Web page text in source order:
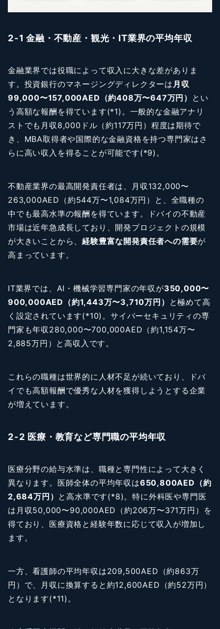
2-1 金融・不動産・観光・IT業界の平均年収
金融業界では役職によって収入に大きな差がありま
す。投資銀行のマネージングディレクターは 月収
99,000〜157,000AED（約408万〜647万円） とい
う高額な報酬を得ています(*1)。一般的な金融アナリ
ストでも月収8,000ドル（約117万円）程度は期待で
き、MBA取得者や国際的な金融資格を持つ専門家はさ
らに高い収入を得ることが可能です(*9)。
不動産業界の最高開発責任者は、月収132,000〜
263,000AED（約544万〜1,084万円）と、全職種の
中でも最高水準の報酬を得ています。ドバイの不動産
市場は近年急成長しており、開発プロジェクトの規模
が大きいことから、経験豊富な開発責任者への需要が
高まっています。
IT業界では、AI・機械学習専門家の年収が350,000〜
900,000AED（約1,443万〜3,710万円） と極めて高
く設定されています(*10)。サイバーセキュリティの専
門家も年収280,000〜700,000AED（約1,154万〜
2,885万円）と高収入です。
これらの職種は世界的に人材不足が続いており、ドバ
イでも高額報酬で優秀な人材を獲得しようとする企業
が増えています。
2-2 医療・教育など専門職の平均年収
医療分野の給与水準は、職種と専門性によって大きく
異なります。医師全体の平均年収は650,800AED（約
2,684万円） と高水準です(*8)。特に外科医や専門医
は月収50,000〜90,000AED（約206万〜371万円）を
得ており、医療資格と経験年数に応じて収入が増加し
ます。
一方、看護師の平均年収は209,500AED（約863万
円）で、月収に換算すると約12,600AED（約52万円）
となります(*11)。